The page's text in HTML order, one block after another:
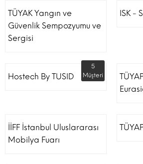
TÜYAK Yangın ve
Güvenlik Sempozyumu ve
Sergisi
ISK -
Hostech By TUSID
5
Müşteri
İİFF İstanbul Uluslararası
Mobilya Fuarı